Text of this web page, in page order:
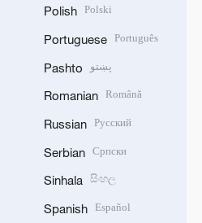
Polish Polski
Portuguese Português
Pashto پښتو
Romanian Română
Russian Русский
Serbian Српски
Sinhala සිංහල
Spanish Español